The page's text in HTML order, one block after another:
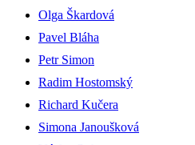
Olga Škardová
Pavel Bláha
Petr Simon
Radim Hostomský
Richard Kučera
Simona Janoušková